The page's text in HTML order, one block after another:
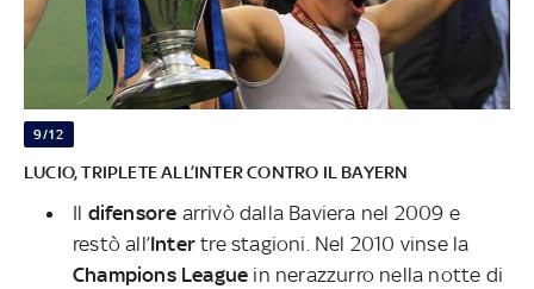
9/12
LUCIO, TRIPLETE ALL’INTER CONTRO IL BAYERN
Il difensore arrivò dalla Baviera nel 2009 e
restò all’Intertre stagioni. Nel 2010 vinse la
Champions League in nerazzurro nella notte di